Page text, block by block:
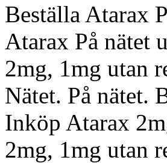
Beställa Atarax
Atarax På nätet
2mg, 1mg utan
Nätet. På nätet.
Inköp Atarax
2mg, 1mg utan